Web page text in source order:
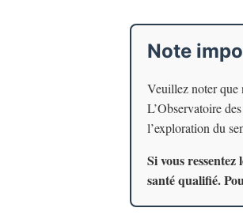
Note
Veuillez noter que
L’Observatoire
l’exploration du
Si vous
santé qualifié.